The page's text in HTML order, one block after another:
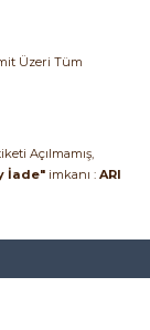
Üzeri Tüm
Açılmamış,
İade" imkanı : ARI